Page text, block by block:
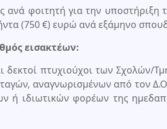
ανά φοιτητή για την υποστήριξη
(750 €) ευρώ ανά εξάμηνο
εισακτέων:
δεκτοί πτυχιούχοι των Σχολών/
αναγνωρισμένων από τον
ή ιδιωτικών φορέων της